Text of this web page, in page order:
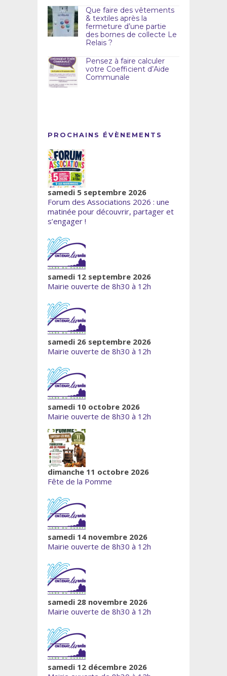
Que faire des vêtements
& textiles après la
fermeture d’une partie
des bornes de collecte Le
Relais ?
Pensez à faire calculer
votre Coefficient d’Aide
Communale
PROCHAINS ÉVÈNEMENTS
samedi 5 septembre 2026
Forum des Associations 2026 : une
matinée pour découvrir, partager et
s’engager !
samedi 12 septembre 2026
Mairie ouverte de 8h30 à 12h
samedi 26 septembre 2026
Mairie ouverte de 8h30 à 12h
samedi 10 octobre 2026
Mairie ouverte de 8h30 à 12h
dimanche 11 octobre 2026
Fête de la Pomme
samedi 14 novembre 2026
Mairie ouverte de 8h30 à 12h
samedi 28 novembre 2026
Mairie ouverte de 8h30 à 12h
samedi 12 décembre 2026